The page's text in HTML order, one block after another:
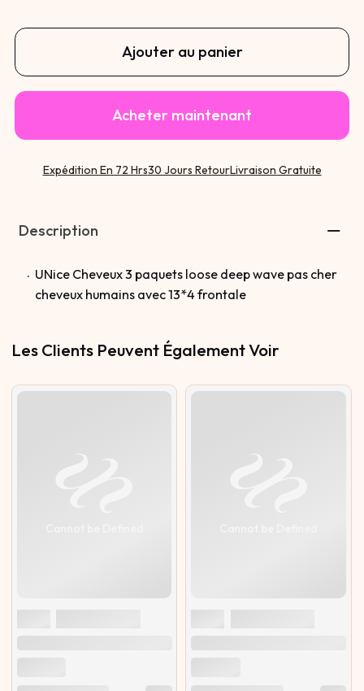
12 12 14 14 14 16 16 16 18
18 18 20 20 20 22 22 22 24
22 24 24
Ajouter au panier
Acheter maintenant
Expédition En 72 Hrs30 Jours RetourLivraison Gratuite
Description
UNice Cheveux 3 paquets loose deep wave pas cher
cheveux humains avec 13*4 frontale
Les Clients Peuvent Également Voir